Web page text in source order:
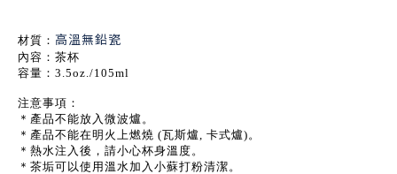
材質： 高溫無鉛瓷
內容：茶杯
容量：3.5oz./105ml
注意事項：
＊產品不能放入微波爐。
＊產品不能在明火上燃燒 (瓦斯爐, 卡式爐)。
＊熱水注入後，請小心杯身溫度。
＊茶垢可以使用溫水加入小蘇打粉清潔。